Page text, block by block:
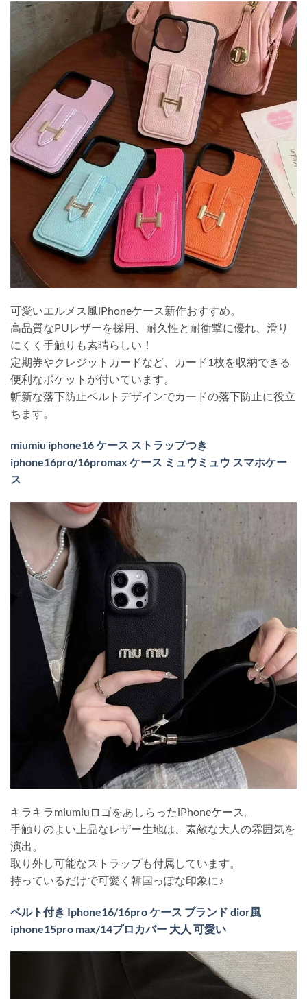
可愛いエルメス風iPhoneケース新作おすすめ。
高品質なPUレザーを採用、耐久性と耐衝撃に優れ、滑り
にくく手触りも素晴らしい！
定期券やクレジットカードなど、カード1枚を収納できる
便利なポケットが付いています。
斬新な落下防止ベルトデザインでカードの落下防止に役立
ちます。
miumiu iphone16 ケース ストラップつき
iphone16pro/16promax ケース ミュウミュウ スマホケー
ス
キラキラmiumiuロゴをあしらったiPhoneケース。
手触りのよい上品なレザー生地は、素敵な大人の雰囲気を
演出。
取り外し可能なストラップも付属しています。
持っているだけで可愛く韓国っぽな印象に♪
ベルト付き Iphone16/16pro ケース ブランド dior風
iphone15pro max/14プロカバー 大人 可愛い